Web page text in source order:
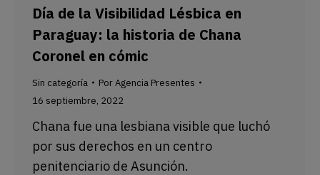
Día de la Visibilidad Lésbica en
Paraguay: la historia de Chana
Coronel en cómic
Sin categoría PorAgencia Presentes
16 septiembre, 2022
Chana fue una lesbiana visible que luchó
por sus derechos en un centro
penitenciario de Asunción.